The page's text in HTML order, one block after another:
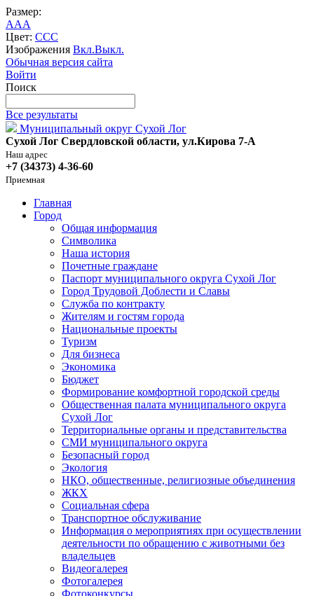
Размер:
AAA
Цвет: CCC
Изображения Вкл.Выкл.
Обычная версия сайта
Войти
Поиск
Все результаты
Муниципальный округ Сухой Лог
Сухой Лог Свердловской области, ул.Кирова 7-А
Наш адрес
+7 (34373) 4-36-60
Приемная
Главная
Город
Общая информация
Символика
Наша история
Почетные граждане
Паспорт муниципального округа Сухой Лог
Город Трудовой Доблести и Славы
Служба по контракту
Жителям и гостям города
Национальные проекты
Туризм
Для бизнеса
Экономика
Бюджет
Формирование комфортной городской среды
Общественная палата муниципального округа
Сухой Лог
Территориальные органы и представительства
СМИ муниципального округа
Безопасный город
Экология
НКО, общественные, религиозные объединения
ЖКХ
Социальная сфера
Транспортное обслуживание
Информация о мероприятиях при осуществлении
деятельности по обращению с животными без
владельцев
Видеогалерея
Фотогалерея
Фотоконкурсы